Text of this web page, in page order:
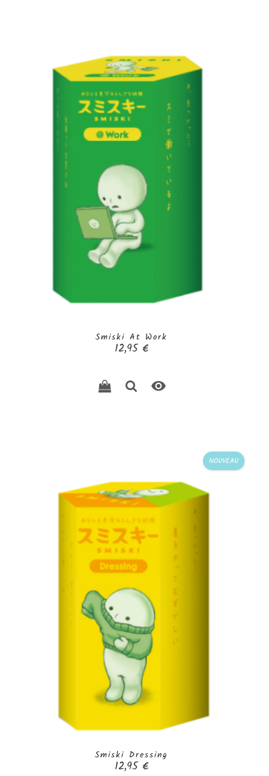
Smiski At Work
Prix
12,95 €

NOUVEAU
Smiski Dressing
Prix
12,95 €